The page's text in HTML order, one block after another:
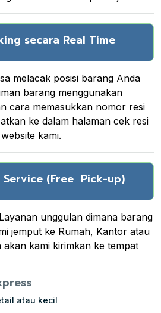
secara Real Time
melacak posisi barang Anda
barang menggunakan
cara memasukkan nomor resi
ke dalam halaman cek resi
kami.
(Free Pick-up)
unggulan dimana barang
jemput ke Rumah, Kantor atau
akan kami kirimkan ke tempat
atau kecil